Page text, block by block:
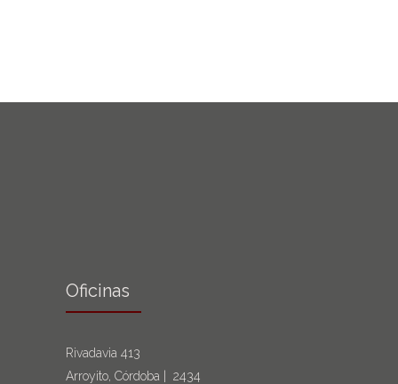
Oficinas
Rivadavia 413
Arroyito, Córdoba | 2434